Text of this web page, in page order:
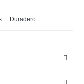
Duradero